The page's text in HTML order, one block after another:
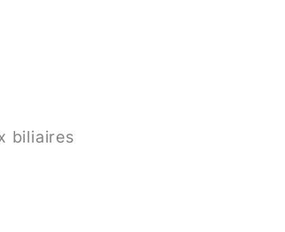
biliaires